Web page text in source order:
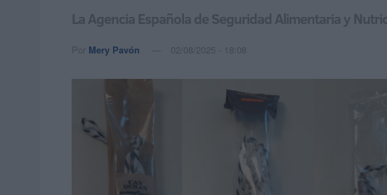
La Agencia Española de Seguridad Alimentaria y
Por Mery Pavón 02/08/2025 - 18:08